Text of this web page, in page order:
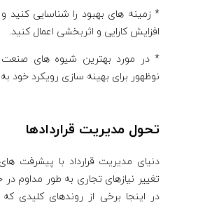
* زمینه های بهبود را شناسایی کنید و
افزایش کارایی و اثربخشی اعمال کنید.
* در مورد بهترین شیوه های صنعت
نوظهور برای بهینه سازی رویکرد خود
تحول مدیریت قراردادها
دنیای مدیریت قرارداد با پیشرفت
تغییر نیازهای تجاری به طور مداوم
در اینجا برخی از روندهای کلیدی